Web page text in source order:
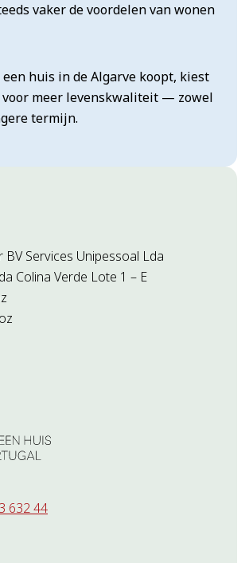
vaker de voordelen van wonen
een huis in de Algarve koopt, kiest
voor meer levenskwaliteit — zowel
termijn.
BV Services Unipessoal Lda
Colina Verde Lote 1 – E
632 44